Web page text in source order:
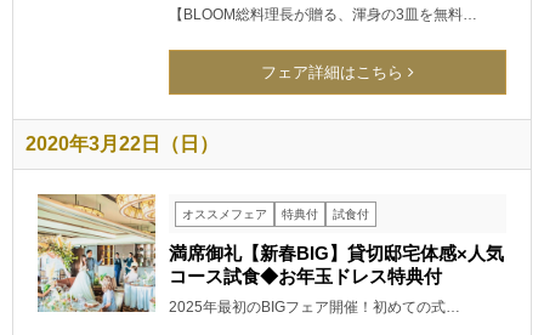
【BLOOM総料理長が贈る、渾身の3皿を無料…
フェア詳細はこちら
2020年3月22日（日）
オススメフェア 特典付 試食付
満席御礼【新春BIG】貸切邸宅体感×人気
コース試食◆お年玉ドレス特典付
2025年最初のBIGフェア開催！初めての式…